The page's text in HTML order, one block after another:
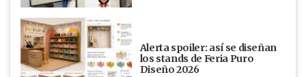
Alerta spoiler: así se diseñan
los stands de Feria Puro
Diseño 2026